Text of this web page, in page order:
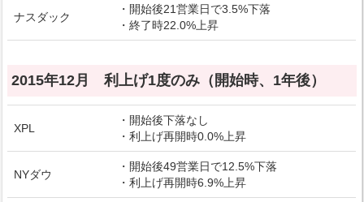
ナスダック
・開始後21営業日で3.5%下落
・終了時22.0%上昇
2015年12月 利上げ1度のみ（開始時、1年後）
XPL
・開始後下落なし
・利上げ再開時0.0%上昇
NYダウ
・開始後49営業日で12.5%下落
・利上げ再開時6.9%上昇